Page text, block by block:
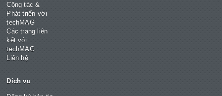
Cộng tác &
Phát triển với
techMAG
Các trang liên
kết với
techMAG
Liên hệ
Dịch vụ